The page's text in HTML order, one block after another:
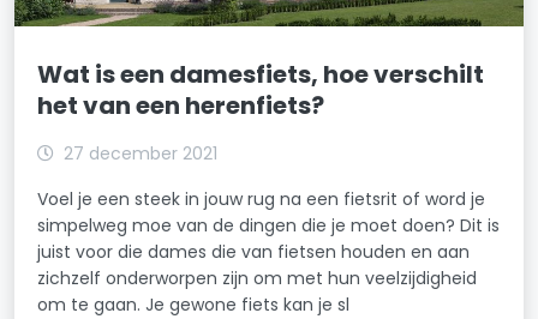
Wat is een damesfiets, hoe verschilt
het van een herenfiets?
27 december 2021
Voel je een steek in jouw rug na een fietsrit of word je
simpelweg moe van de dingen die je moet doen? Dit is
juist voor die dames die van fietsen houden en aan
zichzelf onderworpen zijn om met hun veelzijdigheid
om te gaan. Je gewone fiets kan je sl